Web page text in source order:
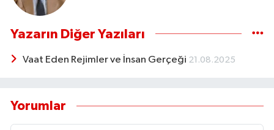
Yazarın Diğer Yazıları
Vaat Eden Rejimler ve İnsan Gerçeği 21.08.2025
Yorumlar